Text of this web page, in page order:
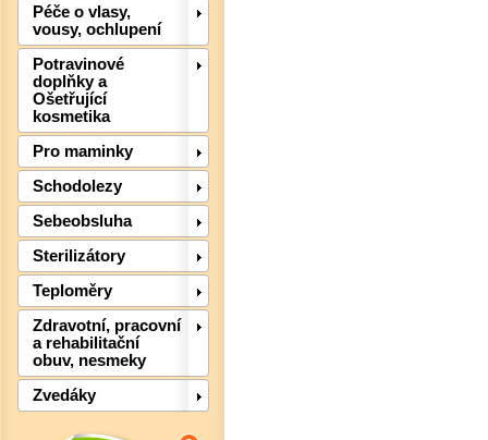
Péče o vlasy,
vousy, ochlupení
Potravinové
doplňky a
Ošetřující
kosmetika
Pro maminky
Schodolezy
Sebeobsluha
Sterilizátory
Teploměry
Zdravotní, pracovní
a rehabilitační
obuv, nesmeky
Zvedáky